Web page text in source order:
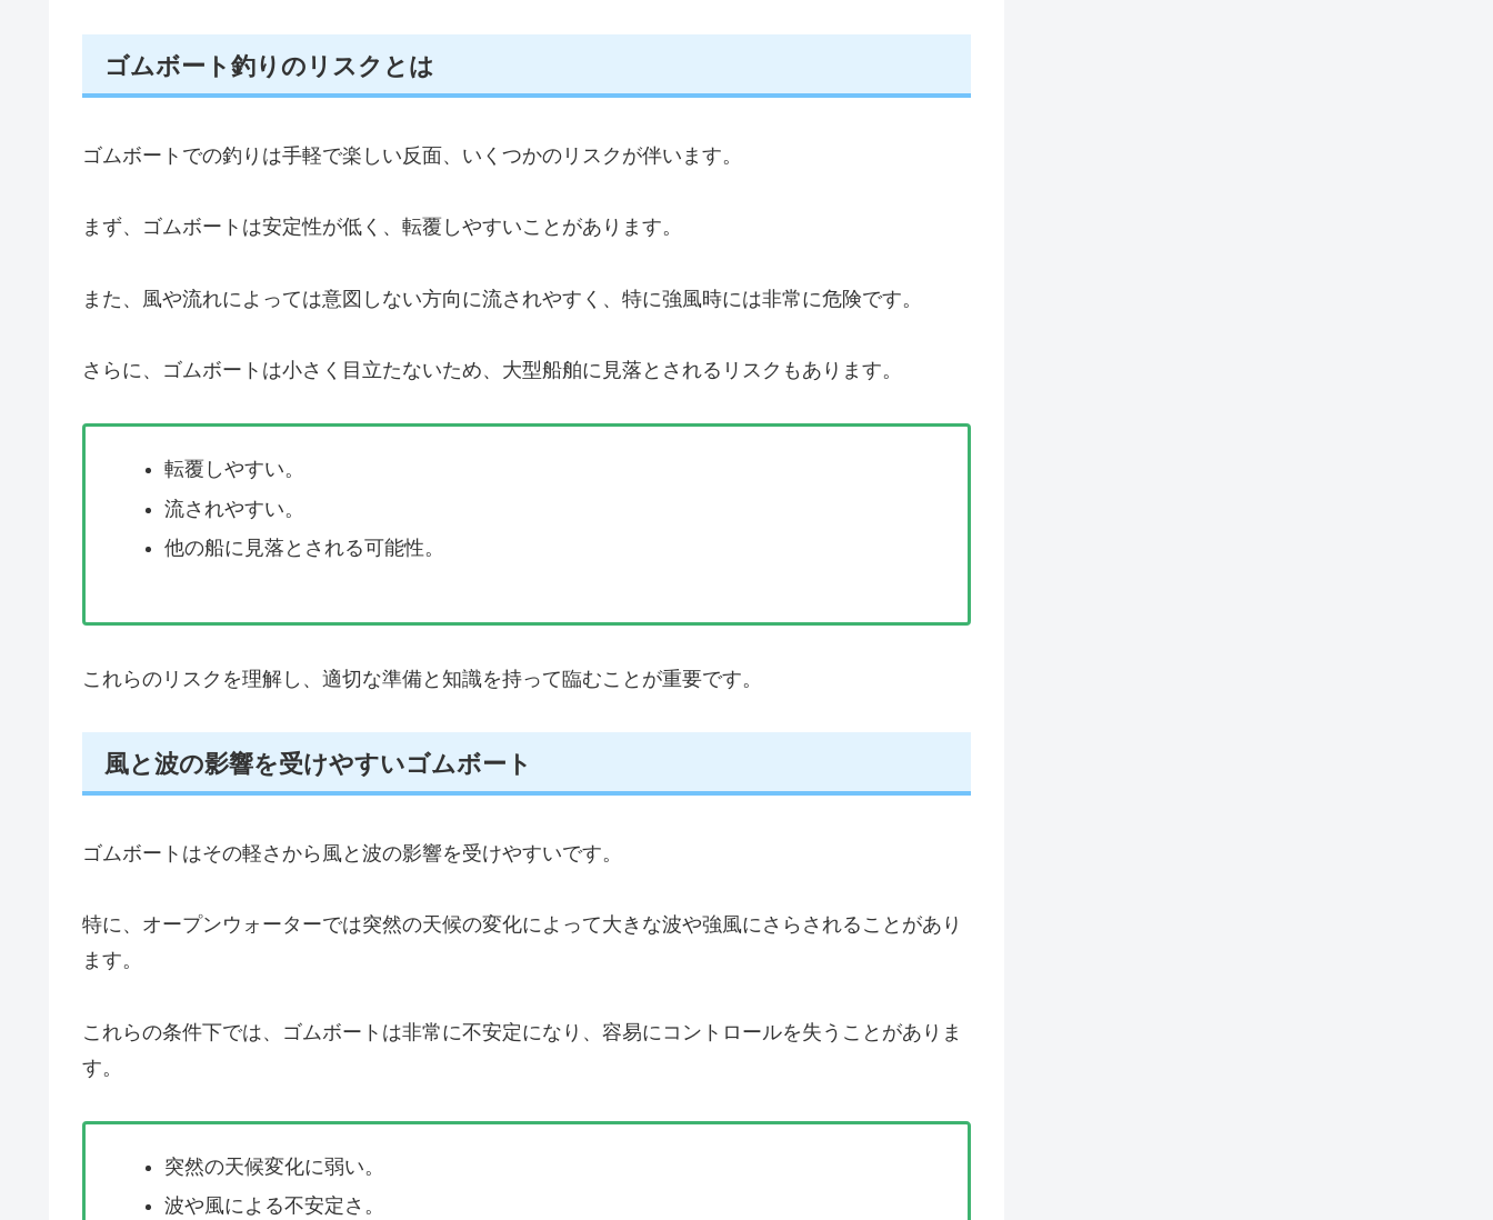
ゴムボート釣りのリスクとは
ゴムボートでの釣りは手軽で楽しい反面、いくつかのリスクが伴います。
まず、ゴムボートは安定性が低く、転覆しやすいことがあります。
また、風や流れによっては意図しない方向に流されやすく、特に強風時には非常に危険です。
さらに、ゴムボートは小さく目立たないため、大型船舶に見落とされるリスクもあります。
転覆しやすい。
流されやすい。
他の船に見落とされる可能性。
これらのリスクを理解し、適切な準備と知識を持って臨むことが重要です。
風と波の影響を受けやすいゴムボート
ゴムボートはその軽さから風と波の影響を受けやすいです。
特に、オープンウォーターでは突然の天候の変化によって大きな波や強風にさらされることがあり
ます。
これらの条件下では、ゴムボートは非常に不安定になり、容易にコントロールを失うことがありま
す。
突然の天候変化に弱い。
波や風による不安定さ。